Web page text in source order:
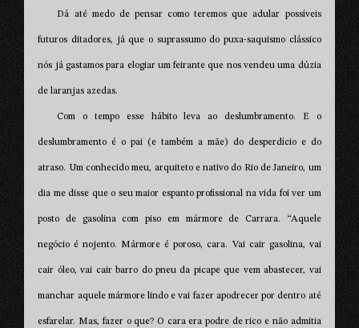
Dá até medo de pensar como teremos que adular possíveis
futuros ditadores, já que o suprassumo do puxa-saquismo clássico
nós já gastamos para elogiar um feirante que nos vendeu uma dúzia
de laranjas azedas.
Com o tempo esse hábito leva ao deslumbramento. E o
deslumbramento é o pai (e também a mãe) do desperdício e do
atraso. Um conhecido meu, arquiteto e nativo do Rio de Janeiro, um
dia me disse que o seu maior espanto profissional na vida foi ver um
posto de gasolina com piso em mármore de Carrara. “Aquele
negócio é nojento. Mármore é poroso, cara. Vai cair gasolina, vai
cair óleo, vai cair barro do pneu da picape que vem abastecer, vai
manchar aquele mármore lindo e vai fazer apodrecer por dentro até
esfarelar. Mas, fazer o que? O cara era podre de rico e não admitia